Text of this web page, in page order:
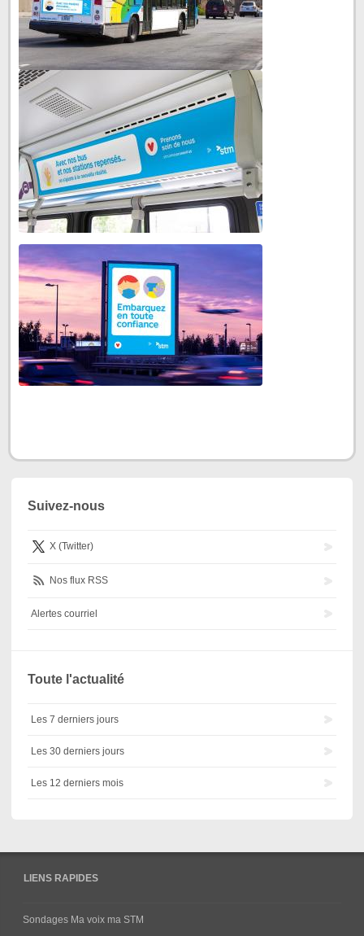
Suivez-nous
X (Twitter)
Nos flux RSS
Alertes courriel
Toute l'actualité
Les 7 derniers jours
Les 30 derniers jours
Les 12 derniers mois
LIENS RAPIDES
Sondages Ma voix ma STM